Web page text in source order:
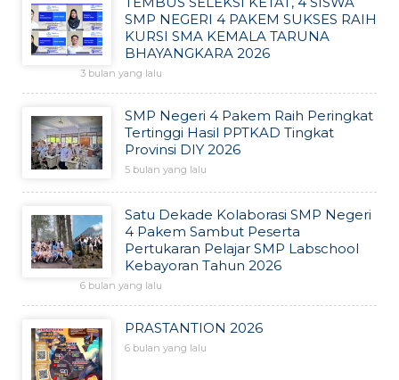
SMP NEGERI 4 PAKEM SUKSES RAIH
KURSI SMA KEMALA TARUNA
BHAYANGKARA 2026
3 bulan yang lalu
SMP Negeri 4 Pakem Raih Peringkat
Tertinggi Hasil PPTKAD Tingkat
Provinsi DIY 2026
5 bulan yang lalu
Satu Dekade Kolaborasi SMP Negeri
4 Pakem Sambut Peserta
Pertukaran Pelajar SMP Labschool
Kebayoran Tahun 2026
6 bulan yang lalu
PRASTANTION 2026
6 bulan yang lalu